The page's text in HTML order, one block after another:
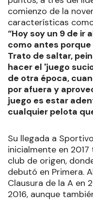
comienzo de la
características
“Hoy soy un 9 de ir
como antes
Trato de saltar,
hacer el 'juego
de otra época,
por afuera y
juego es estar
cualquier pelota
Su llegada a
inicialmente en
club de origen,
debutó en Primera.
Clausura de la A en
2016, aunque